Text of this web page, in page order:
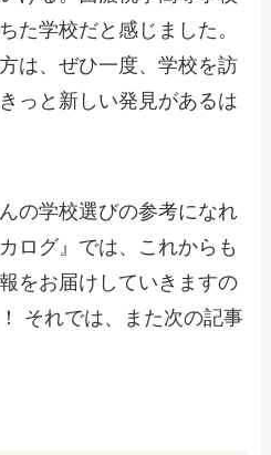
た学校だと感じました。
は、ぜひ一度、学校を訪
っと新しい発見があるは
の学校選びの参考になれ
ログ』では、これからも
をお届けしていきますの
それでは、また次の記事